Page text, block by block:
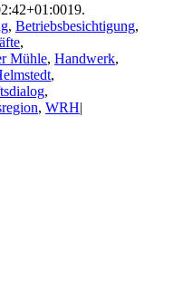
19.
, Betriebsbesichtigung,
,
Mühle, Handwerk,
,
,
, WRH|